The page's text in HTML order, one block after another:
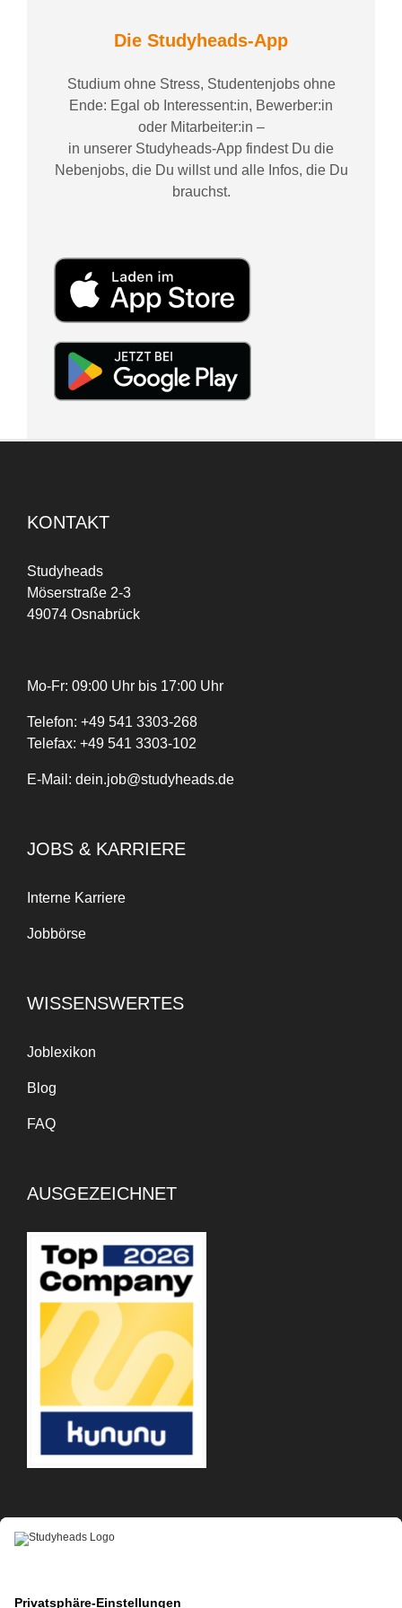
Die Studyheads-App
Studium ohne Stress, Studentenjobs ohne
Ende: Egal ob Interessent:in, Bewerber:in
oder Mitarbeiter:in –
in unserer Studyheads-App findest Du die
Nebenjobs, die Du willst und alle Infos, die Du
brauchst.
KONTAKT
Studyheads
Möserstraße 2-3
49074 Osnabrück
Mo-Fr: 09:00 Uhr bis 17:00 Uhr
Telefon: +49 541 3303-268
Telefax: +49 541 3303-102
E-Mail: dein.job@studyheads.de
JOBS & KARRIERE
Interne Karriere
Jobbörse
WISSENSWERTES
Joblexikon
Blog
FAQ
AUSGEZEICHNET